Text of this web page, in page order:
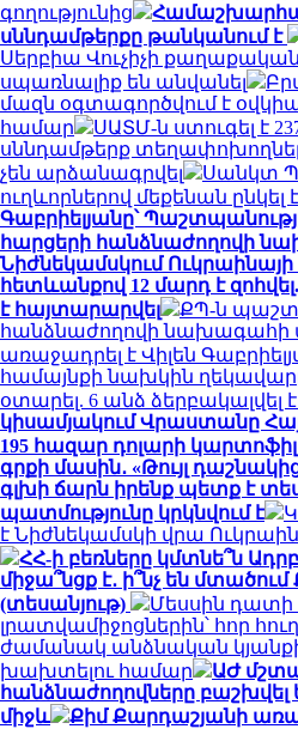
գողությունից
սննդամթերքը թանկանում է
Սերբիա Վուչիչի
սպառնալիք են անվանել
մազն օգտագործվում է
համար
ՍԱՏՄ-ն ստուգել է
սննդամթերք
չեն արձանագրվել
Սանկտ
ուղևորներով մեքենան
Գաբրիելյանը՝
հարցերի հանձնաժողովի
Նիժնեկամսկում
հետևանքով 12 մարդ է
է հայտարարվել
ՔՊ-ն
հանձնաժողովի նախագահի
առաջադրել է Վիլեն
համայնքի նախկին
օտարել. 6 անձ ձերբակալվել է
կիսամյակում Վրաստանը
195 հազար դոլարի կարտոֆիլ
գրքի մասին․ «Թույլ
գլխի ճարն իրենք պետք է
պատմությունը կրկնվում է
է Նիժնեկամսկի վրա
ՀՀ-ի բեռները կմտնե՞ն
միջա՞նցք է․ ի՞նչ են
(տեսանյութ)
Մեսսին դատի
լրատվամիջոցներին՝ հոր
ժամանակ անձնական
խախտելու համար
ԱԺ
հանձնաժողովները բաշխվել
միջև
Քիմ Քարդաշյանի